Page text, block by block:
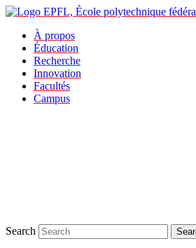
À propos
Éducation
Recherche
Innovation
Facultés
Campus
Search